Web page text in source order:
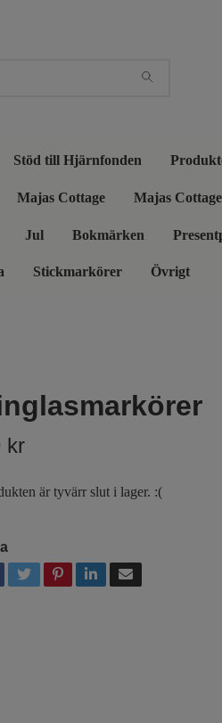
Stöd till Hjärnfonden
Majas Cottage Majas
Jul Bokmärken
Stickmarkörer Övrigt
kr
är tyvärr slut i lager. :(